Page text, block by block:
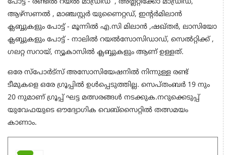
ആഴ്സണൽ , മാഞ്ചസ്റ്റർ യുണൈറ്റഡ്, ഇന്റർമിലാൻ
ക്ലബ്ബുകളും പോട്ട് - മൂന്നിൽ എ.സി മിലാൻ ,ഷഖ്തർ, ലാസിയോ
ക്ലബ്ബുകളും പോട്ട് - നാലിൽ റയൽസോസിഡാഡ്, സെൽറ്റിക്ക് ,
ഗലറ്റ സറായ്, ന്യൂകാസിൽ ക്ലബ്ബുകളും ആണ് ഉള്ളത്.
ഒരേ സ്പോർട്സ് അസോസിയേഷനിൽ നിന്നുള്ള രണ്ട്
ടീമുകളെ ഒരേ ഗ്രൂപ്പിൽ ഉള്‍പ്പെടുത്തില്ല. സെപ്തംബർ 19 നും
20 നുമാണ് ഗ്രൂപ്പ് ഘട്ട മത്സരങ്ങൾ നടക്കുക.നറുക്കെടുപ്പ്
യുവേഫയുടെ ഔദ്യോഗിക വെബ്സൈറ്റിൽ തത്സമയം
കാണാം.